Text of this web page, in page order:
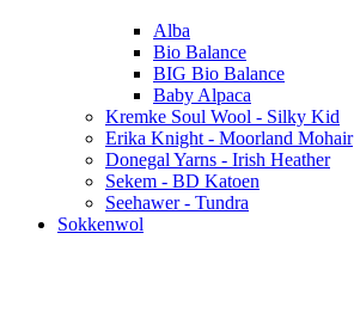
Alba
Bio Balance
BIG Bio Balance
Baby Alpaca
Kremke Soul Wool - Silky Kid
Erika Knight - Moorland Mohair
Donegal Yarns - Irish Heather
Sekem - BD Katoen
Seehawer - Tundra
Sokkenwol